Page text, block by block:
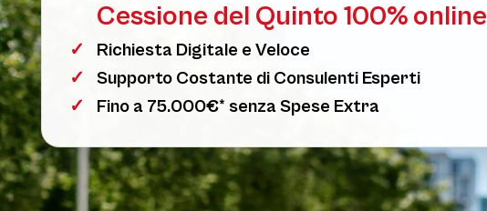
Cessione del Quinto 100% online
Richiesta Digitale e Veloce
Supporto Costante di Consulenti Esperti
Fino a 75.000€* senza Spese Extra